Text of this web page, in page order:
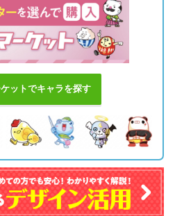
ットでキャラを探す